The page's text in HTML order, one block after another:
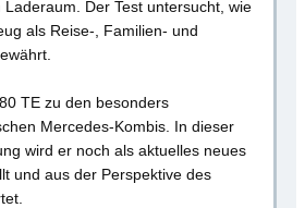
Der Test untersucht, wie
als Reise-, Familien- und
TE zu den besonders
Mercedes-Kombis. In dieser
wird er noch als aktuelles neues
und aus der Perspektive des